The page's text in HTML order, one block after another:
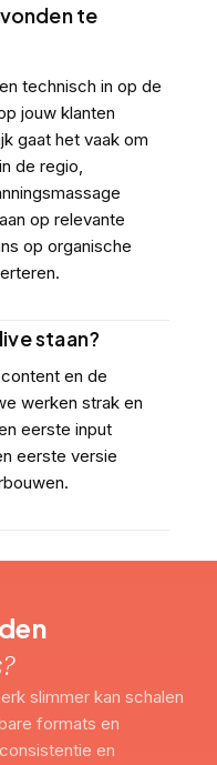
te
technisch in op de
jouw klanten
gaat het vaak om
de regio,
op relevante
op organische
staan?
en de
werken strak en
eerste input
eerste versie
slimmer kan schalen
formats en
en